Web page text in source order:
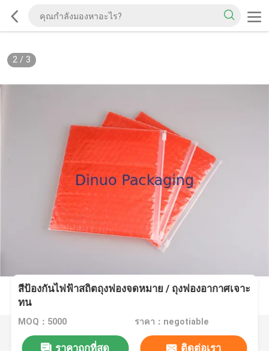
2/ 3
สีป้องกันไฟฟ้าสถิตถุงฟองจดหมาย / ถุงฟองอากาศเจาะ
ทน
MOQ：5000 ราคา：negotiable
ราคาถูกที่สุด ติดต่อเรา